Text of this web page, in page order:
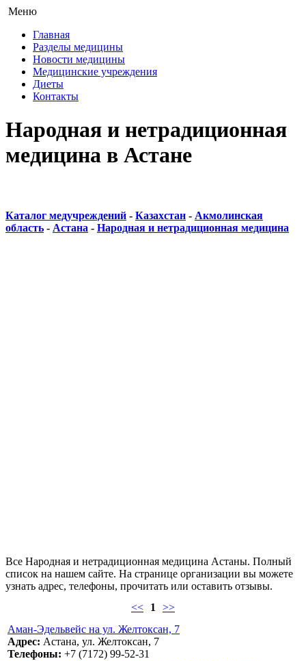
Меню
Главная
Разделы медицины
Новости медицины
Медицинские учреждения
Диеты
Контакты
Народная и нетрадиционная
медицина в Астане
Каталог медучреждений - Казахстан - Акмолинская
область - Астана - Народная и нетрадиционная медицина
Все Народная и нетрадиционная медицина Астаны. Полный
список на нашем сайте. На странице организации вы можете
узнать адрес, телефоны, прочитать или оставить отзывы.
<<
1 >>
Аман-Эдельвейс на ул. Желтоксан, 7
Адрес: Астана, ул. Желтоксан, 7
Телефоны: +7 (7172) 99-52-31